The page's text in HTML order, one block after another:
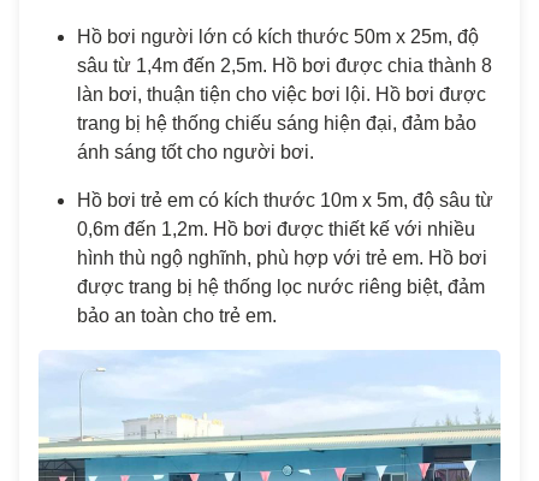
Hồ bơi người lớn có kích thước 50m x 25m, độ
sâu từ 1,4m đến 2,5m. Hồ bơi được chia thành 8
làn bơi, thuận tiện cho việc bơi lội. Hồ bơi được
trang bị hệ thống chiếu sáng hiện đại, đảm bảo
ánh sáng tốt cho người bơi.
Hồ bơi trẻ em có kích thước 10m x 5m, độ sâu từ
0,6m đến 1,2m. Hồ bơi được thiết kế với nhiều
hình thù ngộ nghĩnh, phù hợp với trẻ em. Hồ bơi
được trang bị hệ thống lọc nước riêng biệt, đảm
bảo an toàn cho trẻ em.